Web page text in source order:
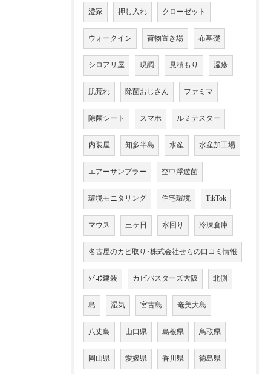
澄家 押し入れ クローゼット
ウォークイン 荷物置き場 布基礎
シロアリ屋 現調 見積もり 湿疹
肌荒れ 除菌おじさん ファミマ
除菌シート スマホ ルミテスター
内装屋 知多半島 水産 水産加工場
エアーサンプラー 空中浮遊菌
環境モニタリング 住宅環境 TikTok
マウス 三ヶ日 水回り 冷凍倉庫
名古屋のカビ取り･株式会社せらの口コミ情報
ﾀｲｺｳ建装 カビバスターズ大阪 北側
島 湿気 宮古島 奄美大島
八丈島 山口県 島根県 鳥取県
岡山県 愛媛県 香川県 徳島県